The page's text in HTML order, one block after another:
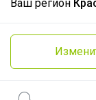
Ваш регион
© ООО